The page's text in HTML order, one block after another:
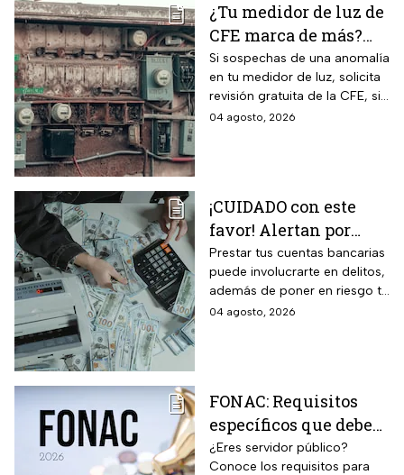
¿Tu medidor de luz de
CFE marca de más?
Así puedes saber si
presenta una falla
Si sospechas de una anomalía
en tu medidor de luz, solicita
revisión gratuita de la CFE, si
hay falla es totalmente
04 agosto, 2026
¡CUIDADO con este
favor! Alertan por
préstamo de cuentas
bancarias: razón por la
que debes decir que
Prestar tus cuentas bancarias
puede involucrarte en delitos,
además de poner en riesgo tu
patrimonio y situación legal;
04 agosto, 2026
FONAC: Requisitos
específicos que deben
cumplir los
¿Eres servidor público?
Conoce los requisitos para